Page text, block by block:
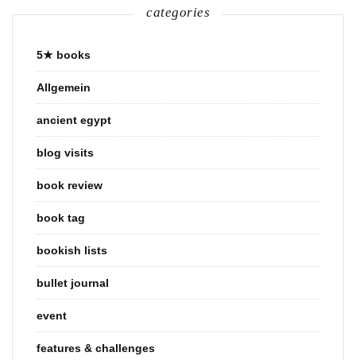
categories
5★ books
Allgemein
ancient egypt
blog visits
book review
book tag
bookish lists
bullet journal
event
features & challenges